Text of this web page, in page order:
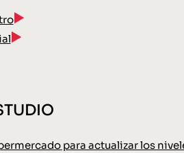
para actualizar los